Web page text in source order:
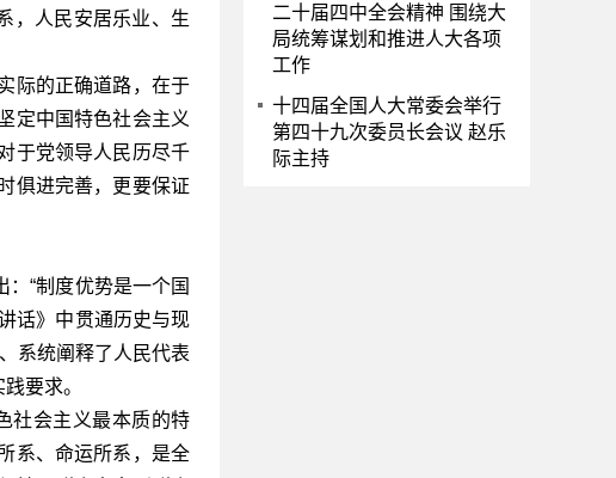
，人民安居乐业、生
际的正确道路，在于
定中国特色社会主义
于党领导人民历尽千
俱进完善，更要保证
“制度优势是一个国
话》中贯通历史与现
系统阐释了人民代表
要求。
社会主义最本质的特
系、命运所系，是全
二十届四中全会精神 围绕大
局统筹谋划和推进人大各项
工作
十四届全国人大常委会举行
第四十九次委员长会议 赵乐
际主持